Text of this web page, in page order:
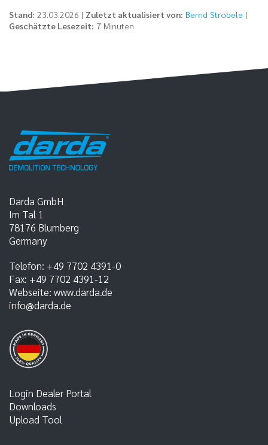
Stand: 23.03.2026 | Zuletzt aktualisiert von: Bernd Ströbele |
Geschätzte Lesezeit: 7 Minuten
Darda GmbH
Im Tal 1
78176 Blumberg
Germany
Telefon: +49 7702 4391-0
Fax: +49 7702 4391-12
Webseite: www.darda.de
info@darda.de
Login Dealer Portal
Downloads
Upload Tool